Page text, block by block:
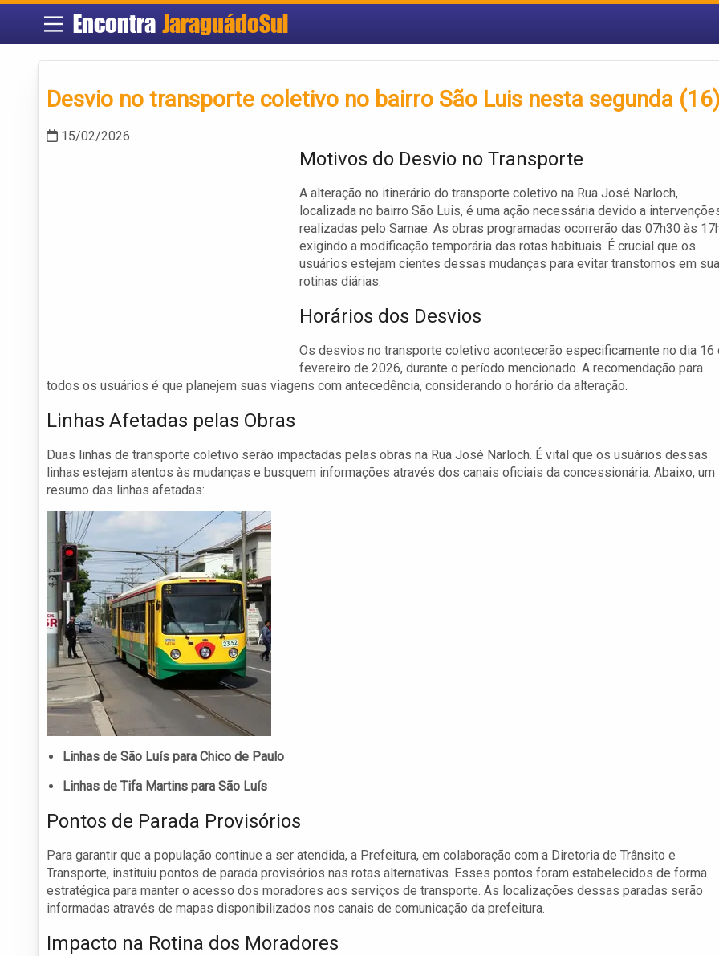
Encontra JaraguádoSul
Desvio no transporte coletivo no bairro São Luis nesta segunda
15/02/2026
Motivos do Desvio no Transporte
A alteração no itinerário do transporte coletivo na Rua José Narloch,
localizada no bairro São Luis, é uma ação necessária devido a
realizadas pelo Samae. As obras programadas ocorrerão das 07h30 às
exigindo a modificação temporária das rotas habituais. É crucial que os
usuários estejam cientes dessas mudanças para evitar transtornos em
rotinas diárias.
Horários dos Desvios
Os desvios no transporte coletivo acontecerão especificamente no dia 16
fevereiro de 2026, durante o período mencionado. A recomendação para
todos os usuários é que planejem suas viagens com antecedência, considerando o horário da alteração.
Linhas Afetadas pelas Obras
Duas linhas de transporte coletivo serão impactadas pelas obras na Rua José Narloch. É vital que os usuários dessas
linhas estejam atentos às mudanças e busquem informações através dos canais oficiais da concessionária. Abaixo, um
resumo das linhas afetadas:
Linhas de São Luís para Chico de Paulo
Linhas de Tifa Martins para São Luís
Pontos de Parada Provisórios
Para garantir que a população continue a ser atendida, a Prefeitura, em colaboração com a Diretoria de Trânsito e
Transporte, instituiu pontos de parada provisórios nas rotas alternativas. Esses pontos foram estabelecidos de forma
estratégica para manter o acesso dos moradores aos serviços de transporte. As localizações dessas paradas serão
informadas através de mapas disponibilizados nos canais de comunicação da prefeitura.
Impacto na Rotina dos Moradores